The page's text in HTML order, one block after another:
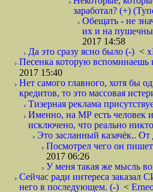
заработал? (+)
Обещать - не
их и на
2017 14:58
Да это сразу ясно было (-) <
Песенка которую вспоминаешь
2017 15:40
Нет самого главного, хотя бы
кредитов, то это массовая
Тизерная реклама
Именно, на МР есть человек
исключено, что реально
Это засланный казачёк.. От
Посмотрел чего он
2017 06:26
У меня такая же мысль
Сейчас ради интереса
него в последующем. (-) <